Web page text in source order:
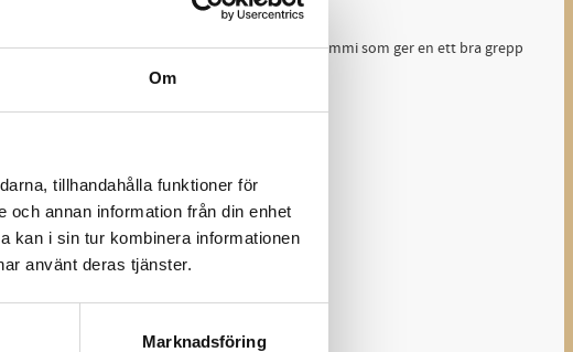
Om
tillhandahålla funktioner för
annan information från din enhet
kan i sin tur kombinera informationen
använt deras tjänster.
Marknadsföring
Ge ett omdöme!
från VFT, passar de flesta rasparna. Gjort av gummi som ger en ett bra grepp
Finns i två färger, blå och röd.